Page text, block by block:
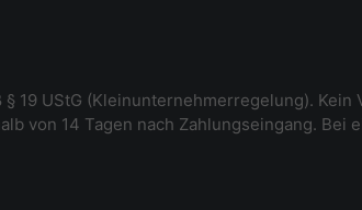
19 UStG (Kleinunternehmerregelung). Kein
von 14 Tagen nach Zahlungseingang. Bei